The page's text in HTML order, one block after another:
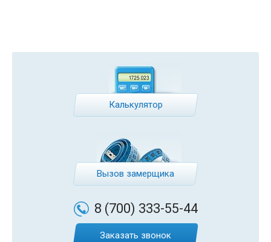
Калькулятор
Вызов замерщика
8 (700) 333-55-44
Заказать звонок